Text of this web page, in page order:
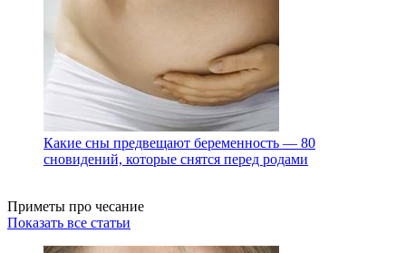
Какие сны предвещают беременность — 80
сновидений, которые снятся перед родами
Приметы про чесание
Показать все статьи